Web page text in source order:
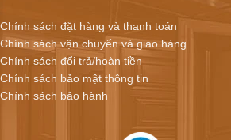
Chính sách đặt hàng và thanh toán
Chính sách vận chuyển và giao hàng
Chính sách đổi trả/hoàn tiền
Chính sách bảo mật thông tin
Chính sách bảo hành